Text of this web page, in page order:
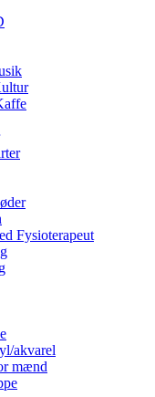
Fysioterapeut
akvarel
mænd